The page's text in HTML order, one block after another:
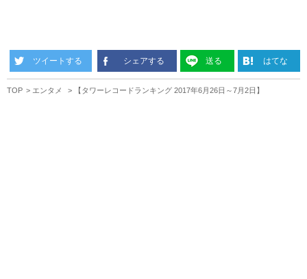
ツイートする シェアする 送る はてな
TOP エンタメ 【タワーレコードランキング 2017年6月26日～7月2日】